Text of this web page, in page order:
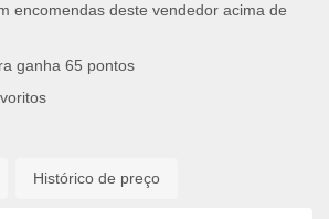
encomendas deste vendedor acima de
ganha 65 pontos
Histórico de preço